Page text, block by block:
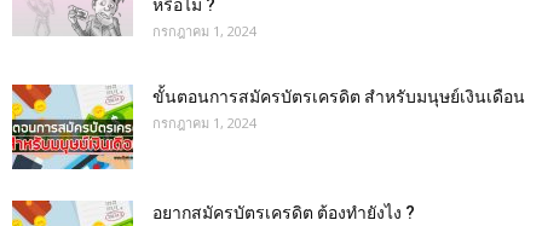
หรือไม่ ?
กรกฎาคม 1, 2024
ขั้นตอนการสมัครบัตรเครดิต สำหรับมนุษย์เงินเดือน
กรกฎาคม 1, 2024
อยากสมัครบัตรเครดิต ต้องทำยังไง ?